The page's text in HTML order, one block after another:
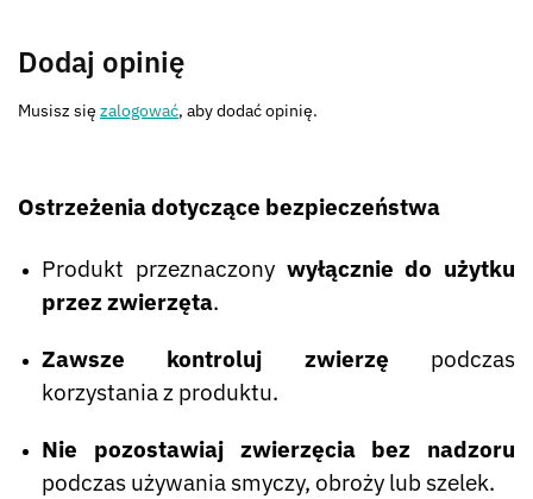
Dodaj opinię
Musisz się zalogować, aby dodać opinię.
Ostrzeżenia dotyczące bezpieczeństwa
Produkt przeznaczony wyłącznie do użytku
przez zwierzęta.
Zawsze kontroluj zwierzę podczas
korzystania z produktu.
Nie pozostawiaj zwierzęcia bez nadzoru
podczas używania smyczy, obroży lub szelek.